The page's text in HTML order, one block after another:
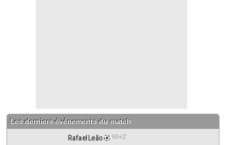
Les derniers événements du match
Rafael Leão 90+2'